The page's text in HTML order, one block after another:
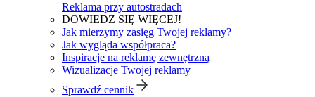
Reklama przy autostradach
DOWIEDZ SIĘ WIĘCEJ!
Jak mierzymy zasięg Twojej reklamy?
Jak wygląda współpraca?
Inspiracje na reklamę zewnętrzną
Wizualizacje Twojej reklamy
Sprawdź cennik